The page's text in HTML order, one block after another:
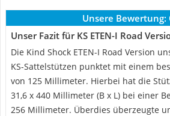
Unsere Bewertung:
Unser Fazit für KS ETEN-I Road
Die Kind Shock ETEN-I Road Version
KS-Sattelstützen punktet mit einem
von 125 Millimeter. Hierbei hat die
31,6 x 440 Millimeter (B x L) bei einer
256 Millimeter. Überdies überzeugte